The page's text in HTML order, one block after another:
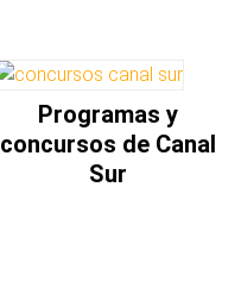
Programas y
concursos de Canal
Sur